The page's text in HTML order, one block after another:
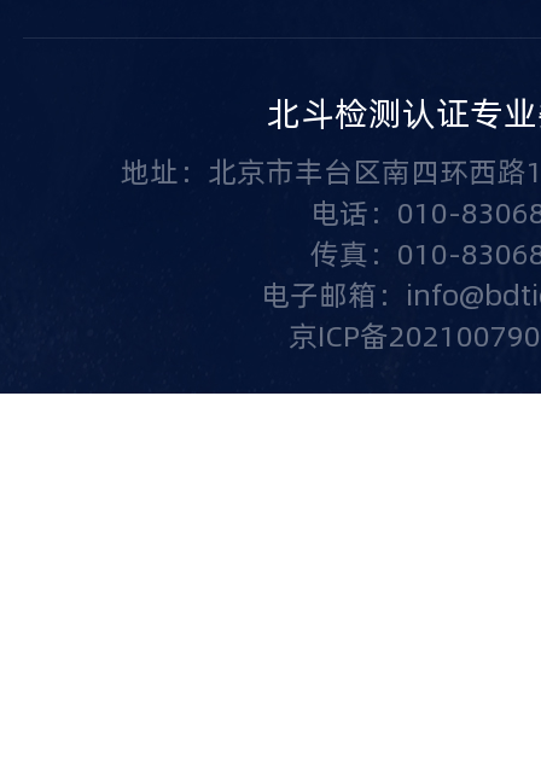
北斗检测认证专
地址：北京市丰台区南四环西
电话：010-
传真：010-
电子邮箱：
京ICP备